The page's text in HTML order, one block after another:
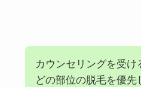
カウンセリングを受け
どの部位の脱毛を優先